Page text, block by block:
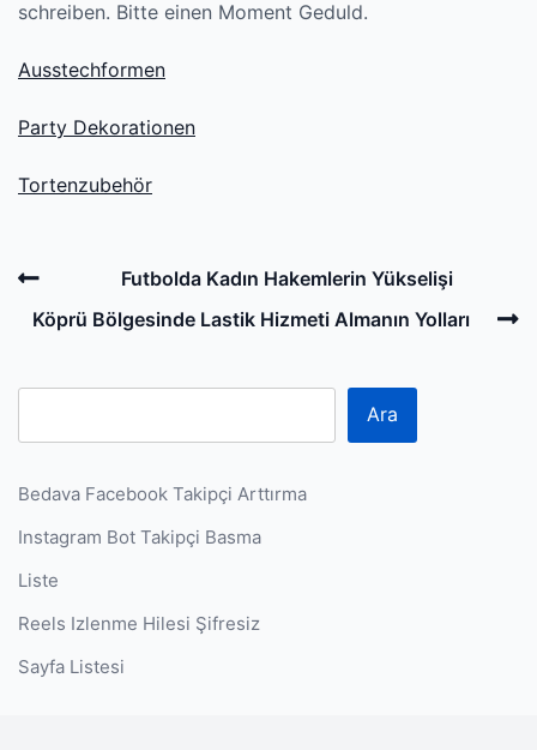
schreiben. Bitte einen Moment Geduld.
Ausstechformen
Party Dekorationen
Tortenzubehör
Post
navigation
Previous
Post
Futbolda Kadın Hakemlerin Yükselişi
Köprü Bölgesinde Lastik Hizmeti Almanın Yolları
Ara
Bedava Facebook Takipçi Arttırma
Instagram Bot Takipçi Basma
Liste
Reels Izlenme Hilesi Şifresiz
Sayfa Listesi